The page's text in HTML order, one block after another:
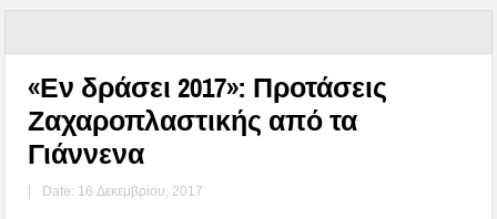
«Εν δράσει 2017»: Προτάσεις
Ζαχαροπλαστικής από τα
Γιάννενα
| Date: 16 Δεκεμβρίου, 2017